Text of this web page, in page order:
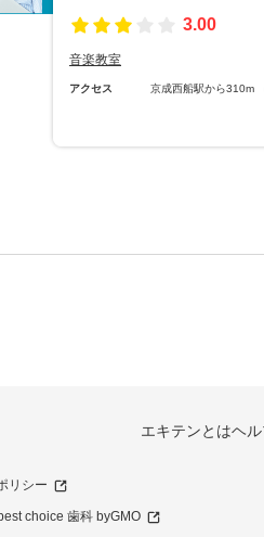
3.00
音楽教室
アクセス 京成西船駅から310m
エキテンとはヘ
リシー
choice 歯科 byGMO